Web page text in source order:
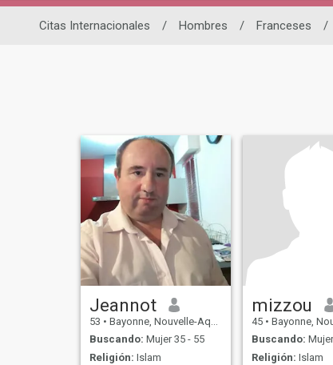
Citas Internacionales / Hombres / Franceses /
Jeannot
53 • Bayonne, Nouvelle-Aquitaine, Francia
Buscando: Mujer 35 - 55
Religión: Islam
mizzou
45 • Bayonne, Nouvelle-
Buscando:
Religión: Islam